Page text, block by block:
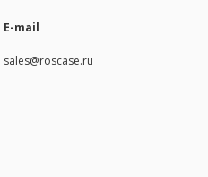
E-mail
sales@roscase.ru